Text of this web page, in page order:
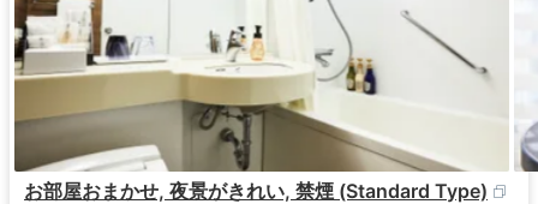
お部屋おまかせ, 夜景がきれい, 禁煙 (Standard Type)